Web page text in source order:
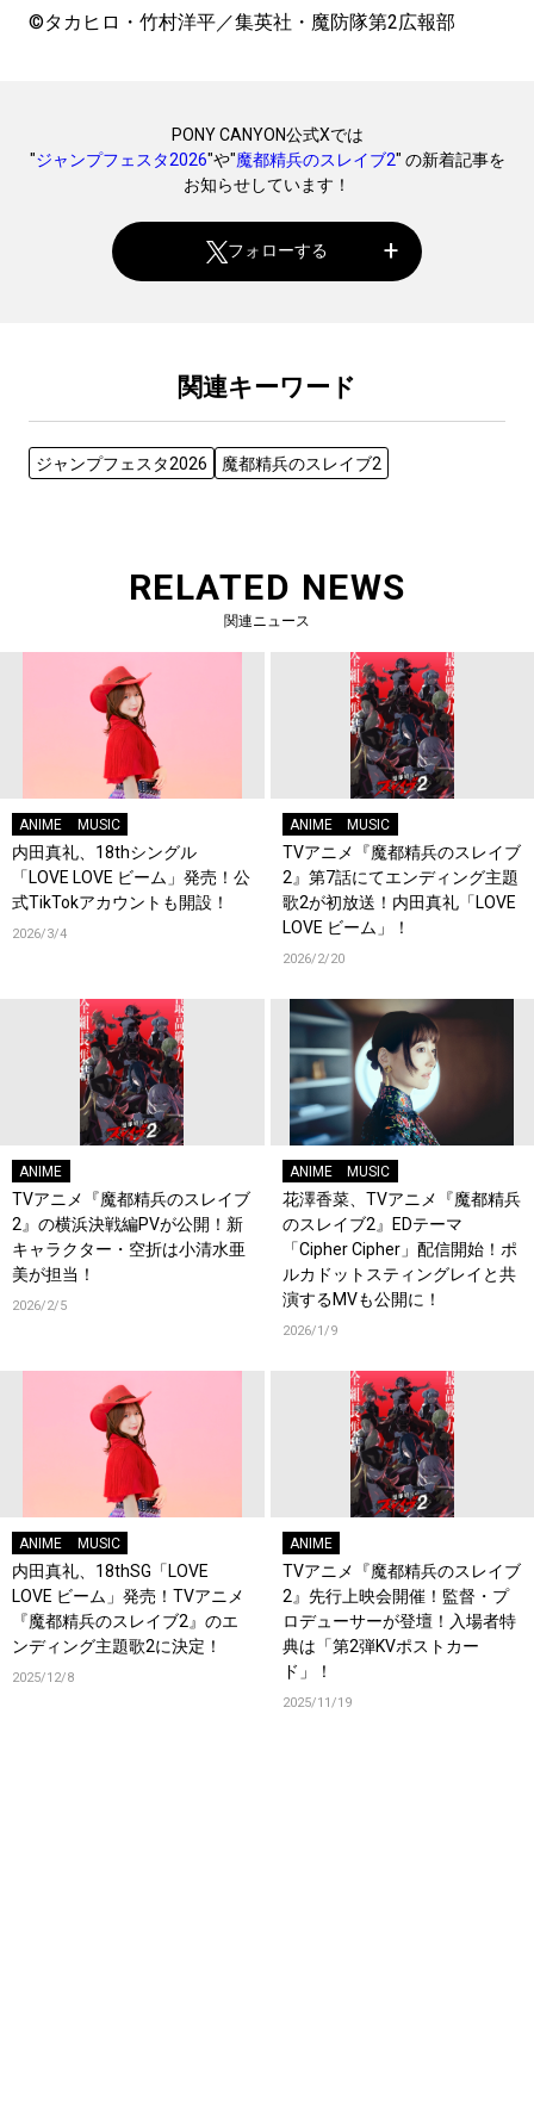
©︎タカヒロ・竹村洋平／集英社・魔防隊第2広報部
PONY CANYON公式Xでは
"ジャンプフェスタ2026"や"魔都精兵のスレイブ2" の新着記事を
お知らせしています！
フォローする
関連キーワード
ジャンプフェスタ2026 魔都精兵のスレイブ2
RELATED NEWS
関連ニュース
ANIME MUSIC
内田真礼、18thシングル
「LOVE LOVE ビーム」発売！公
式TikTokアカウントも開設！
2026/3/4
ANIME MUSIC
TVアニメ『魔都精兵のスレイブ
2』第7話にてエンディング主題
歌2が初放送！内田真礼「LOVE
LOVE ビーム」！
2026/2/20
ANIME
TVアニメ『魔都精兵のスレイブ
2』の横浜決戦編PVが公開！新
キャラクター・空折は小清水亜
美が担当！
2026/2/5
ANIME MUSIC
花澤香菜、TVアニメ『魔都精兵
のスレイブ2』EDテーマ
「Cipher Cipher」配信開始！ポ
ルカドットスティングレイと共
演するMVも公開に！
2026/1/9
ANIME MUSIC
内田真礼、18thSG「LOVE
LOVE ビーム」発売！TVアニメ
『魔都精兵のスレイブ2』のエ
ンディング主題歌2に決定！
2025/12/8
ANIME
TVアニメ『魔都精兵のスレイブ
2』先行上映会開催！監督・プ
ロデューサーが登壇！入場者特
典は「第2弾KVポストカー
ド」！
2025/11/19